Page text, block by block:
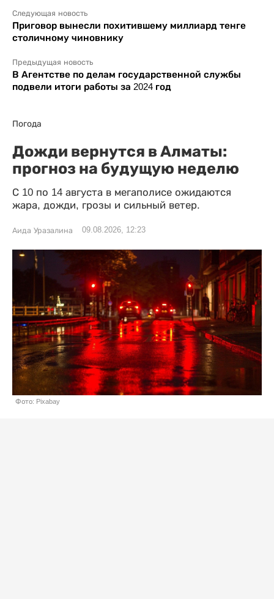
Следующая новость
Приговор вынесли похитившему миллиард тенге
столичному чиновнику
Предыдущая новость
В Агентстве по делам государственной службы
подвели итоги работы за 2024 год
Погода
Дожди вернутся в Алматы:
прогноз на будущую неделю
С 10 по 14 августа в мегаполисе ожидаются
жара, дожди, грозы и сильный ветер.
Аида Уразалина 09.08.2026, 12:23
Фото: Pixabay